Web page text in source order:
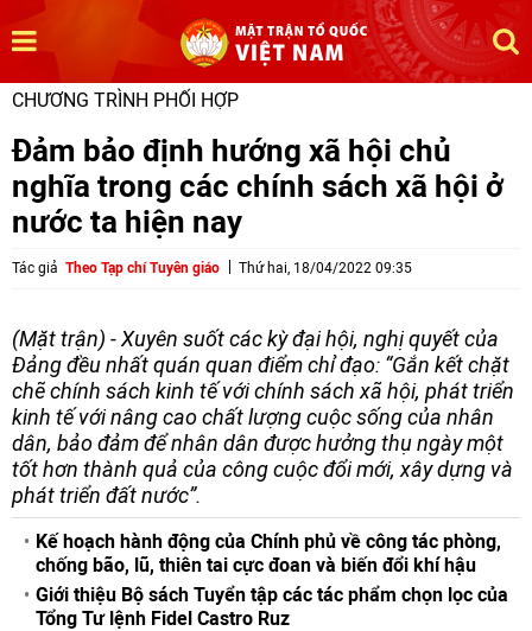
CHƯƠNG TRÌNH PHỐI HỢP
Đảm bảo định hướng xã hội chủ
nghĩa trong các chính sách xã hội ở
nước ta hiện nay
Tác giả Theo Tạp chí Tuyên giáo Thứ hai, 18/04/2022 09:35
(Mặt trận) - Xuyên suốt các kỳ đại hội, nghị quyết của
Đảng đều nhất quán quan điểm chỉ đạo: “Gắn kết chặt
chẽ chính sách kinh tế với chính sách xã hội, phát triển
kinh tế với nâng cao chất lượng cuộc sống của nhân
dân, bảo đảm để nhân dân được hưởng thụ ngày một
tốt hơn thành quả của công cuộc đổi mới, xây dựng và
phát triển đất nước”.
Kế hoạch hành động của Chính phủ về công tác phòng,
chống bão, lũ, thiên tai cực đoan và biến đổi khí hậu
Giới thiệu Bộ sách Tuyển tập các tác phẩm chọn lọc của
Tổng Tư lệnh Fidel Castro Ruz